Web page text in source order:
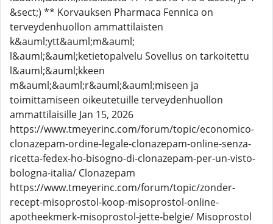
&sect;) ** Korvauksen Pharmaca Fennica on
terveydenhuollon ammattilaisten
k&auml;ytt&auml;m&auml;
l&auml;&auml;ketietopalvelu Sovellus on tarkoitettu
l&auml;&auml;kkeen
m&auml;&auml;r&auml;&auml;miseen ja
toimittamiseen oikeutetuille terveydenhuollon
ammattilaisille Jan 15, 2026
https://www.tmeyerinc.com/forum/topic/economico-
clonazepam-ordine-legale-clonazepam-online-senza-
ricetta-fedex-ho-bisogno-di-clonazepam-per-un-visto-
bologna-italia/ Clonazepam
https://www.tmeyerinc.com/forum/topic/zonder-
recept-misoprostol-koop-misoprostol-online-
apotheekmerk-misoprostol-jette-belgie/ Misoprostol